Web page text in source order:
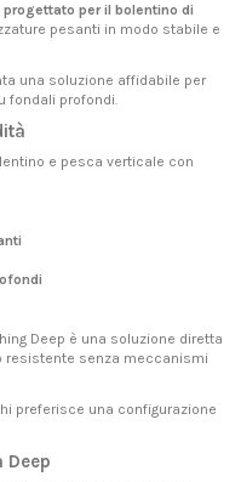
progettato per il bolentino di
pesanti in modo stabile e
una soluzione affidabile per
fondali profondi.
e pesca verticale con
Deep è una soluzione diretta
resistente senza meccanismi
preferisce una configurazione